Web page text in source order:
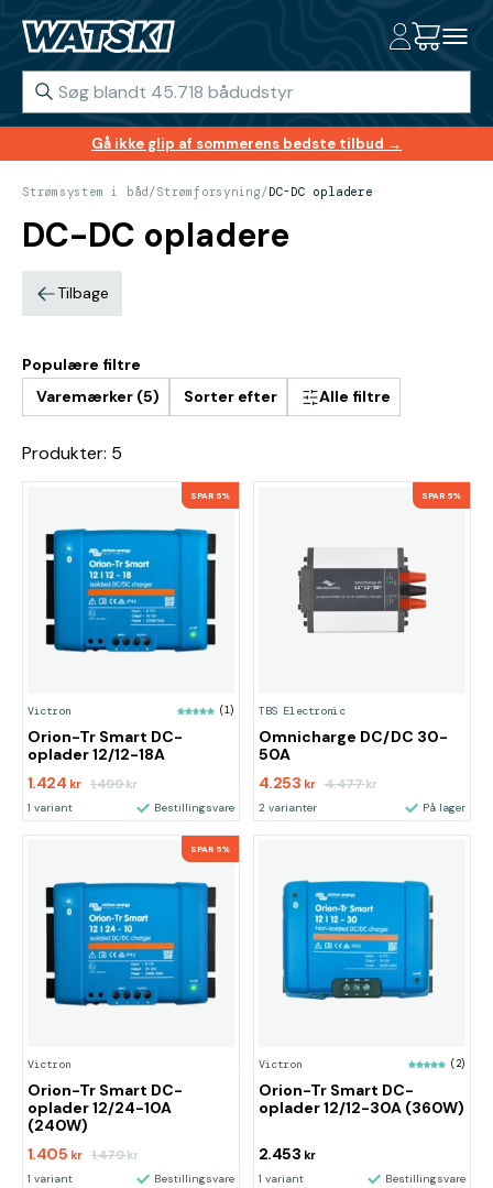
Gå ikke glip af sommerens bedste tilbud →
Strømsystem i båd /Strømforsyning/DC-DC opladere
DC-DC opladere
Tilbage
Populære filtre
Varemærker (5)
Sorter efter Alle filtre
Produkter: 5
SPAR 5%
Victron (1)
Orion-Tr Smart DC-
oplader 12/12-18A
1.424 kr 1.499kr
1 variant Bestillingsvare
SPAR 5%
TBS Electronic
Omnicharge DC/DC 30-
50A
4.253 kr 4.477kr
2 varianter På lager
SPAR 5%
Victron
Orion-Tr Smart DC-
oplader 12/24-10A
(240W)
1.405 kr 1.479kr
1 variant Bestillingsvare
Victron (2)
Orion-Tr Smart DC-
oplader 12/12-30A (360W)
2.453 kr
1 variant Bestillingsvare